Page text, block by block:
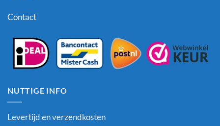
Contact
NUTTIGE INFO
Levertijd en verzendkosten